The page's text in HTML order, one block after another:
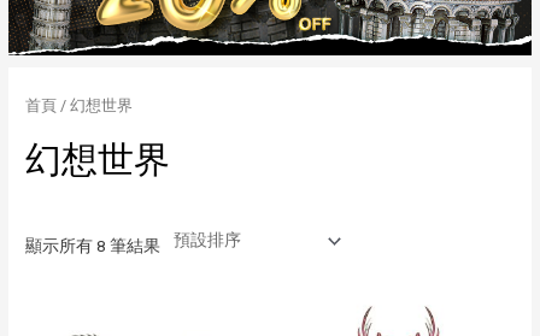
首頁 / 幻想世界
幻想世界
顯示所有 8 筆結果